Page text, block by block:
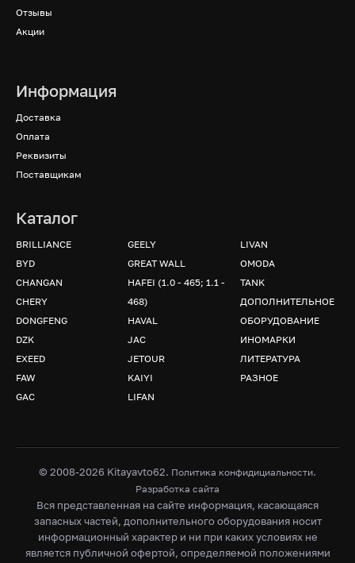
Отзывы
Акции
Информация
Доставка
Оплата
Реквизиты
Поставщикам
Каталог
BRILLIANCE
BYD
CHANGAN
CHERY
DONGFENG
DZK
EXEED
FAW
GAC
GEELY
GREAT WALL
HAFEI (1.0 - 465; 1.1 -
468)
HAVAL
JAC
JETOUR
KAIYI
LIFAN
LIVAN
OMODA
TANK
ДОПОЛНИТЕЛЬНОЕ
ОБОРУДОВАНИЕ
ИНОМАРКИ
ЛИТЕРАТУРА
РАЗНОЕ
© 2008-2026 Kitayavto62. Политика конфидициальности.
Разработка сайта
Вся представленная на сайте информация, касающаяся
запасных частей, дополнительного оборудования носит
информационный характер и ни при каких условиях не
является публичной офертой, определяемой положениями